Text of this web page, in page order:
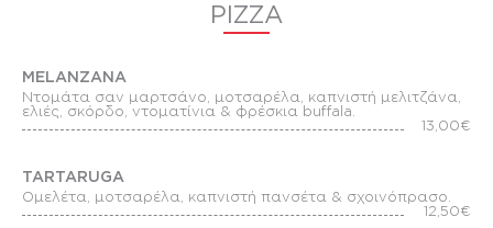
PIZZA
MELANZANA
Ντομάτα σαν μαρτσάνο, μοτσαρέλα, καπνιστή μελιτζάνα,
ελιές, σκόρδο, ντοματίνια & φρέσκια buffala.
13,00€
TARTARUGA
Ομελέτα, μοτσαρέλα, καπνιστή πανσέτα & σχοινόπρασο.
12,50€